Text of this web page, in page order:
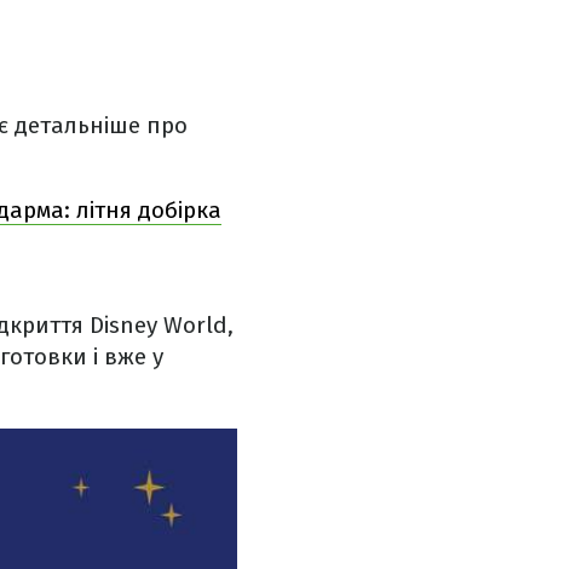
детальніше про
літня добірка
Disney World,
і вже у